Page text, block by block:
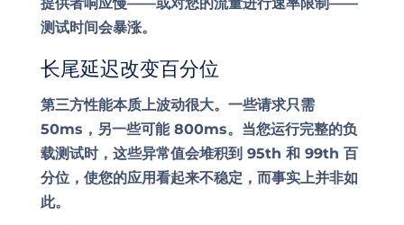
测试时间会暴涨。
长尾延迟改变百分位
第三方性能本质上波动很大。一些请求只需
50ms，另一些可能 800ms。当您运行完整的负
载测试时，这些异常值会堆积到 95th 和 99th 百
分位，使您的应用看起来不稳定，而事实上并非如
此。